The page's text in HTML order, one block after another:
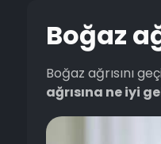
Boğaz
Boğaz ağrısını
ağrısına ne iyi